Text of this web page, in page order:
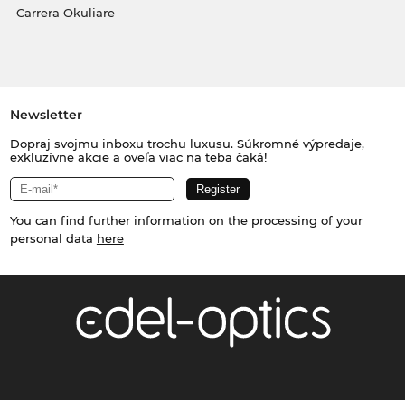
Carrera Okuliare
Newsletter
Dopraj svojmu inboxu trochu luxusu. Súkromné výpredaje,
exkluzívne akcie a oveľa viac na teba čaká!
You can find further information on the processing of your
personal data here